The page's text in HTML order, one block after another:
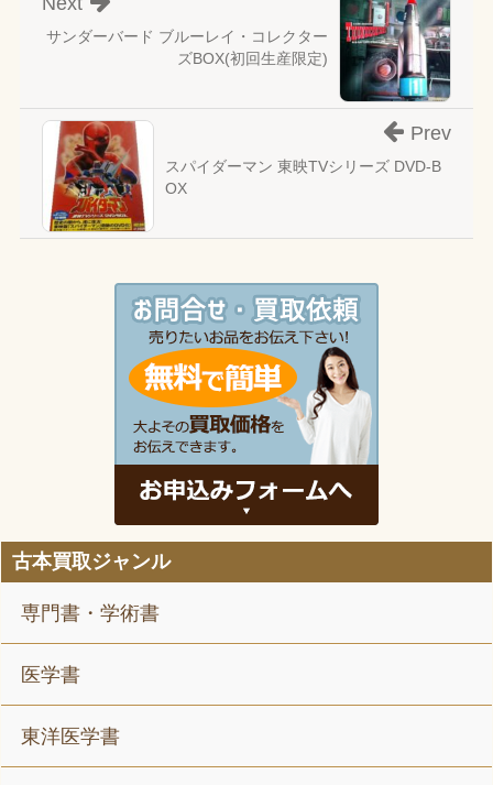
サンダーバード ブルーレイ・コレクター
ズBOX(初回生産限定)
スパイダーマン 東映TVシリーズ DVD-B
OX
Prev
古本買取ジャンル
専門書・学術書
医学書
東洋医学書